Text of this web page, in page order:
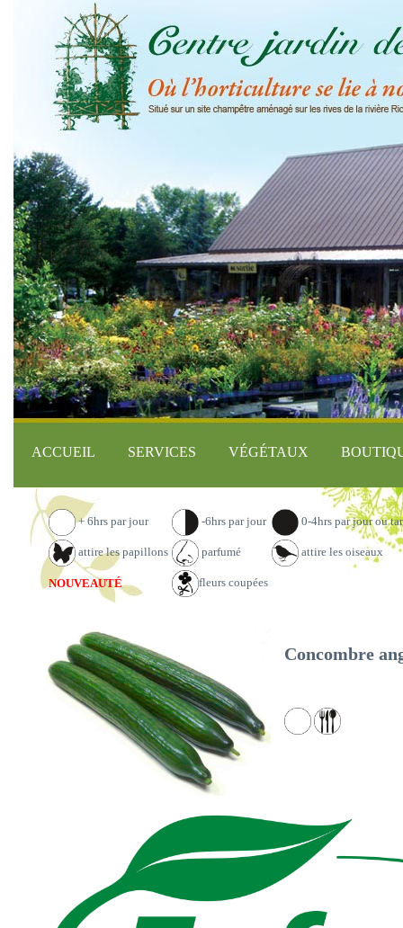
ACCUEIL SERVICES VÉGÉTAUX
+ 6hrs par jour -6hrs par jour 0-4hrs par jour ou
attire les papillons parfumé attire les oiseaux
NOUVEAUTÉ fleurs coupées
Concombre